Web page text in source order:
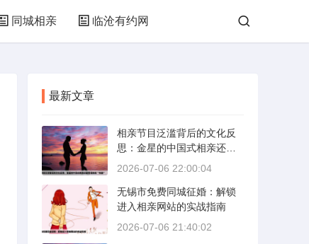
同城相亲 临沧有约网
最新文章
相亲节目泛滥背后的文化反
思：金星的中国式相亲还能
否保持其“完美”
2026-07-06 22:00:04
无锡市免费同城征婚：解锁
进入相亲网站的实战指南
2026-07-06 21:40:02